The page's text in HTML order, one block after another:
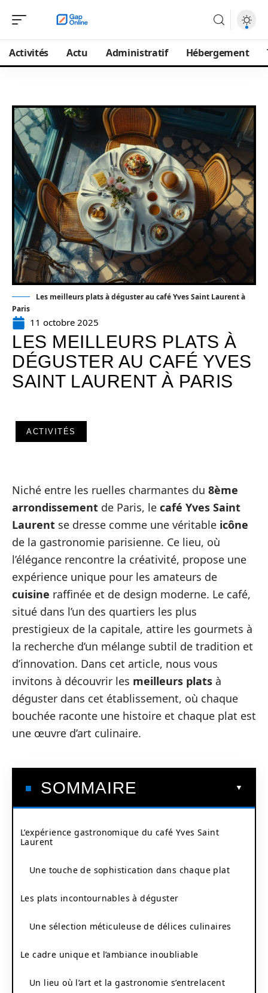
Activités Actu Administratif Hébergement
Les meilleurs plats à déguster au café Yves Saint Laurent à
Paris
11 octobre 2025
LES MEILLEURS PLATS À
DÉGUSTER AU CAFÉ YVES
SAINT LAURENT À PARIS
ACTIVITÉS
Niché entre les ruelles charmantes du 8ème
arrondissement de Paris, le café Yves Saint
Laurent se dresse comme une véritable icône
de la gastronomie parisienne. Ce lieu, où
l’élégance rencontre la créativité, propose une
expérience unique pour les amateurs de
cuisine raffinée et de design moderne. Le café,
situé dans l’un des quartiers les plus
prestigieux de la capitale, attire les gourmets à
la recherche d’un mélange subtil de tradition et
d’innovation. Dans cet article, nous vous
invitons à découvrir les meilleurs plats à
déguster dans cet établissement, où chaque
bouchée raconte une histoire et chaque plat est
une œuvre d’art culinaire.
SOMMAIRE
L’expérience gastronomique du café Yves Saint
Laurent
Une touche de sophistication dans chaque plat
Les plats incontournables à déguster
Une sélection méticuleuse de délices culinaires
Le cadre unique et l’ambiance inoubliable
Un lieu où l’art et la gastronomie s’entrelacent